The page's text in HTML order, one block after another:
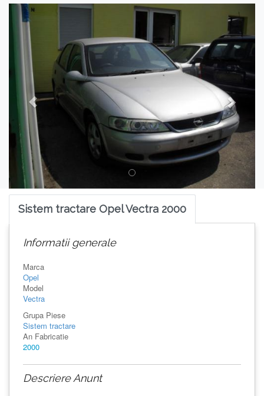
Previous
Sistem tractare Opel Vectra 2000
Informatii generale
Marca
Opel
Model
Vectra
Grupa Piese
Sistem tractare
An Fabricatie
2000
Descriere Anunt